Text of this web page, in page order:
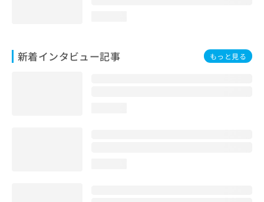
新着インタビュー記事 もっと見る